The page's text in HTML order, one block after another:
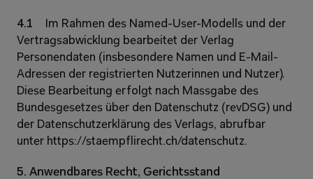
4.1
Im Rahmen des Named-User-Modells und der
Vertragsabwicklung bearbeitet der Verlag
Personendaten (insbesondere Namen und E-Mail-
Adressen der registrierten Nutzerinnen und Nutzer).
Diese Bearbeitung erfolgt nach Massgabe des
Bundesgesetzes über den Datenschutz (revDSG) und
der Datenschutzerklärung des Verlags, abrufbar
unter https://staempflirecht.ch/datenschutz.
5. Anwendbares Recht, Gerichtsstand